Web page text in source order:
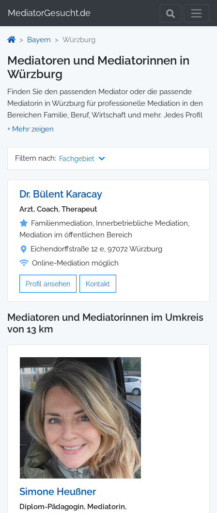
MediatorGesucht.de
Bayern Würzburg
Mediatoren und Mediatorinnen in
Würzburg
Finden Sie den passenden Mediator oder die passende
Mediatorin in Würzburg für professionelle Mediation in den
Bereichen Familie, Beruf, Wirtschaft und mehr. Jedes Profil
enthält Informationen zu Qualifikationen und
Ihre Mediation auswählen und direkt kontaktieren können.
Wir selbst vermitteln keine Mediationen, sondern stellen die
Filtern nach: Fachgebiet
Dr. Bülent Karacay
Arzt, Coach, Therapeut
Familienmediation, Innerbetriebliche Mediation,
Mediation im öffentlichen Bereich
Eichendorffstraße 12 e, 97072 Würzburg
Online-Mediation möglich
Profil ansehen Kontakt
Mediatoren und Mediatorinnen im Umkreis
von 13 km
Simone Heußner
Diplom-Pädagogin, Mediatorin,